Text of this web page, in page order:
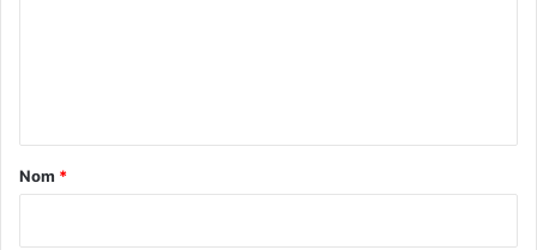
a
Nom *